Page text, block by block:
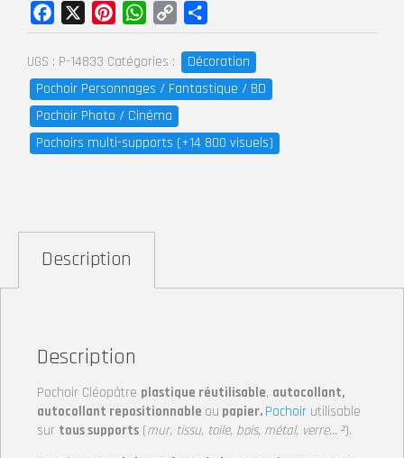
UGS : P-14833 Catégories :
Décoration
Pochoir Personnages / Fantastique / BD
Pochoir Photo / Cinéma
Pochoirs multi-supports (+14 800 visuels)
Facebook PinterestWhatsApp
Copy
Link
Description
Description
Pochoir Cléopâtre plastique réutilisable, autocollant,
autocollant repositionnable ou papier. Pochoir utilisable
sur tous supports (mur, tissu, toile, bois, métal, verre… ²).